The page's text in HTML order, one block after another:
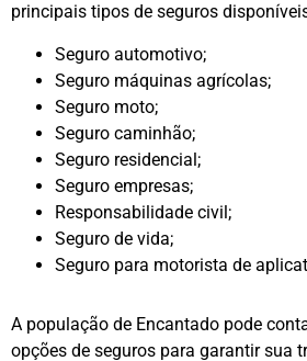
principais tipos de seguros
Seguro automotivo;
Seguro máquinas agrícolas;
Seguro moto;
Seguro caminhão;
Seguro residencial;
Seguro empresas;
Responsabilidade civil;
Seguro de vida;
Seguro para motorista de
A população de Encantado pode
opções de seguros para garantir sua